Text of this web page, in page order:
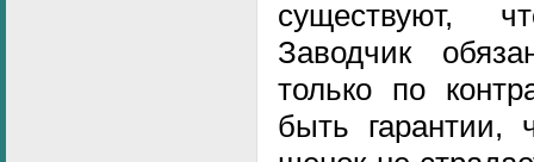
существуют,
Заводчик
только по
быть гарантии,